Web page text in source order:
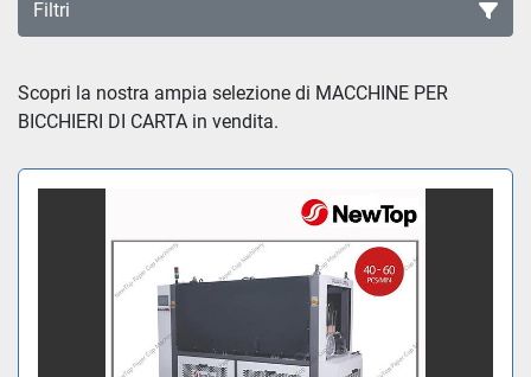
Filtri
Ordina per
Scopri la nostra ampia selezione di MACCHINE PER
BICCHIERI DI CARTA in vendita.